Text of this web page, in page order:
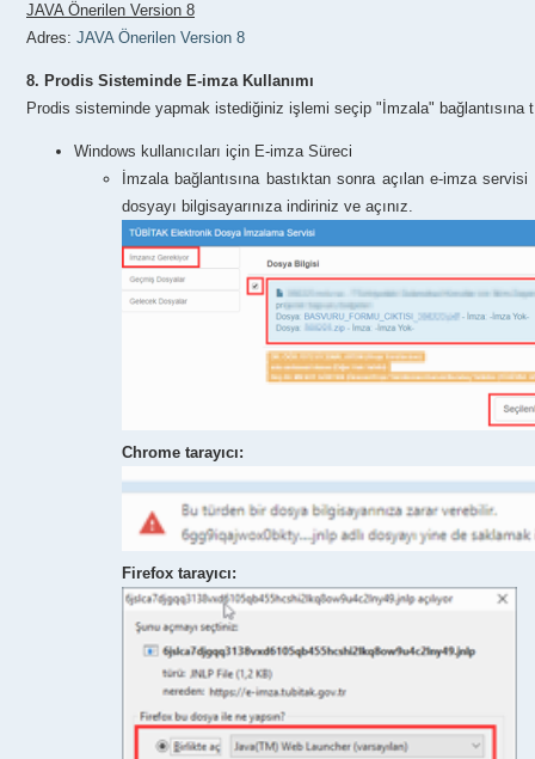
JAVA Önerilen Version 8
Adres: JAVA Önerilen Version 8
8. Prodis Sisteminde E-imza Kullanımı
Prodis sisteminde yapmak istediğiniz işlemi seçip "İmzala" bağlantısına
Windows kullanıcıları için E-imza Süreci
İmzala bağlantısına bastıktan sonra açılan e-imza
dosyayı bilgisayarınıza indiriniz ve açınız.
Chrome tarayıcı:
Firefox tarayıcı: